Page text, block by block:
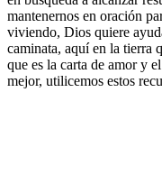
mantenernos en oración
viviendo, Dios quiere
caminata, aquí en la tierra
que es la carta de amor y
mejor, utilicemos estos